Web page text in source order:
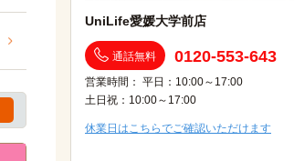
UniLife愛媛大学前店
通話無料 0120-553-643
営業時間： 平日：10:00～17:00
土日祝：10:00～17:00
休業日はこちらでご確認いただけます